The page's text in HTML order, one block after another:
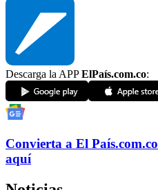
Descarga la APPElPaís.com.co:
Convierta a El País.com.co
aquí